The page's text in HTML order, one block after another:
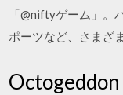
「@niftyゲーム」。
ポーツなど、さまざ